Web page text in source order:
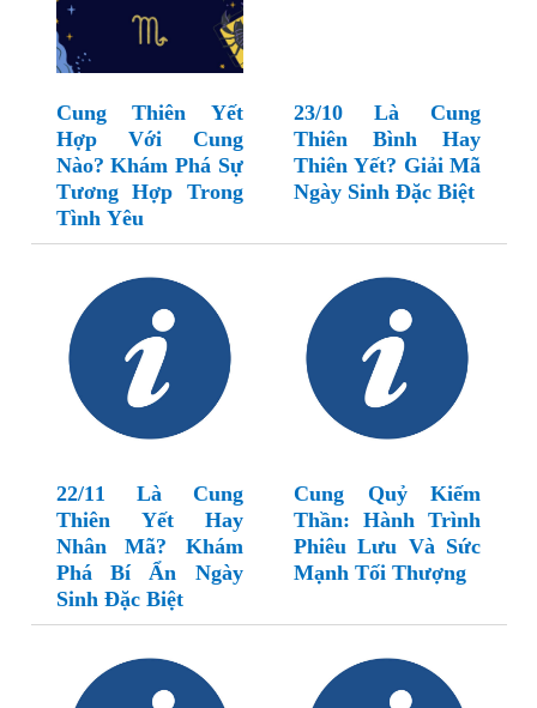
Cung Thiên Yết
Hợp Với Cung
Nào? Khám Phá Sự
Tương Hợp Trong
Tình Yêu
23/10 Là Cung
Thiên Bình Hay
Thiên Yết? Giải Mã
Ngày Sinh Đặc Biệt
22/11 Là Cung
Thiên Yết Hay
Nhân Mã? Khám
Phá Bí Ẩn Ngày
Sinh Đặc Biệt
Cung Quỷ Kiếm
Thần: Hành Trình
Phiêu Lưu Và Sức
Mạnh Tối Thượng